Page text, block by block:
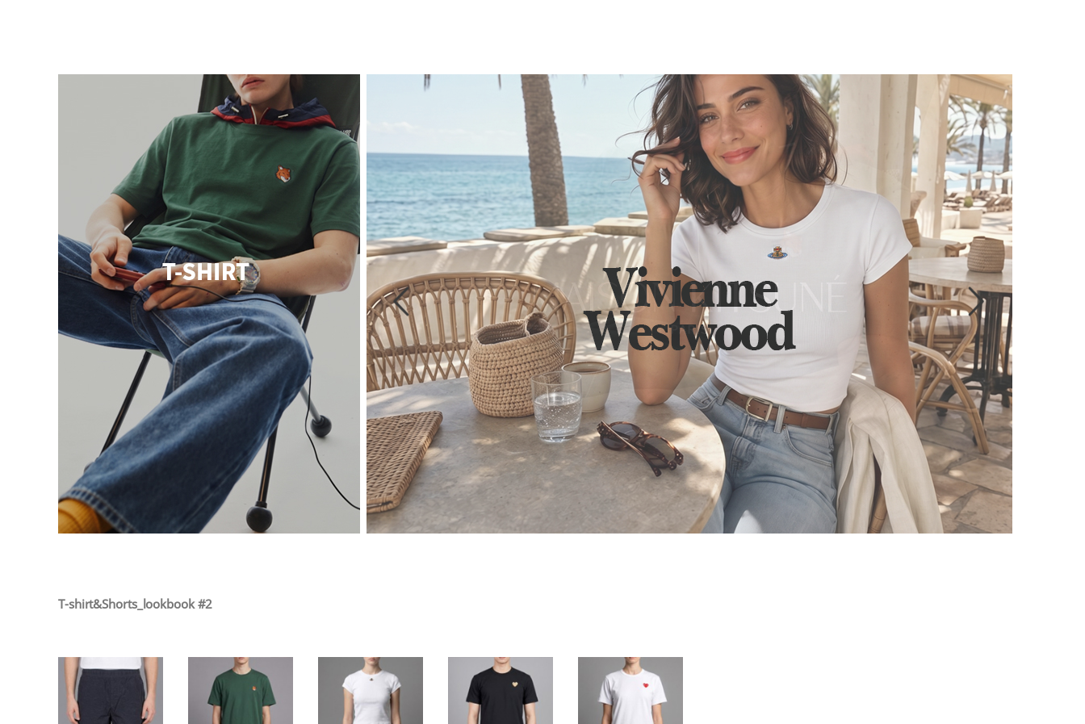
T-shirt&Shorts_lookbook #2